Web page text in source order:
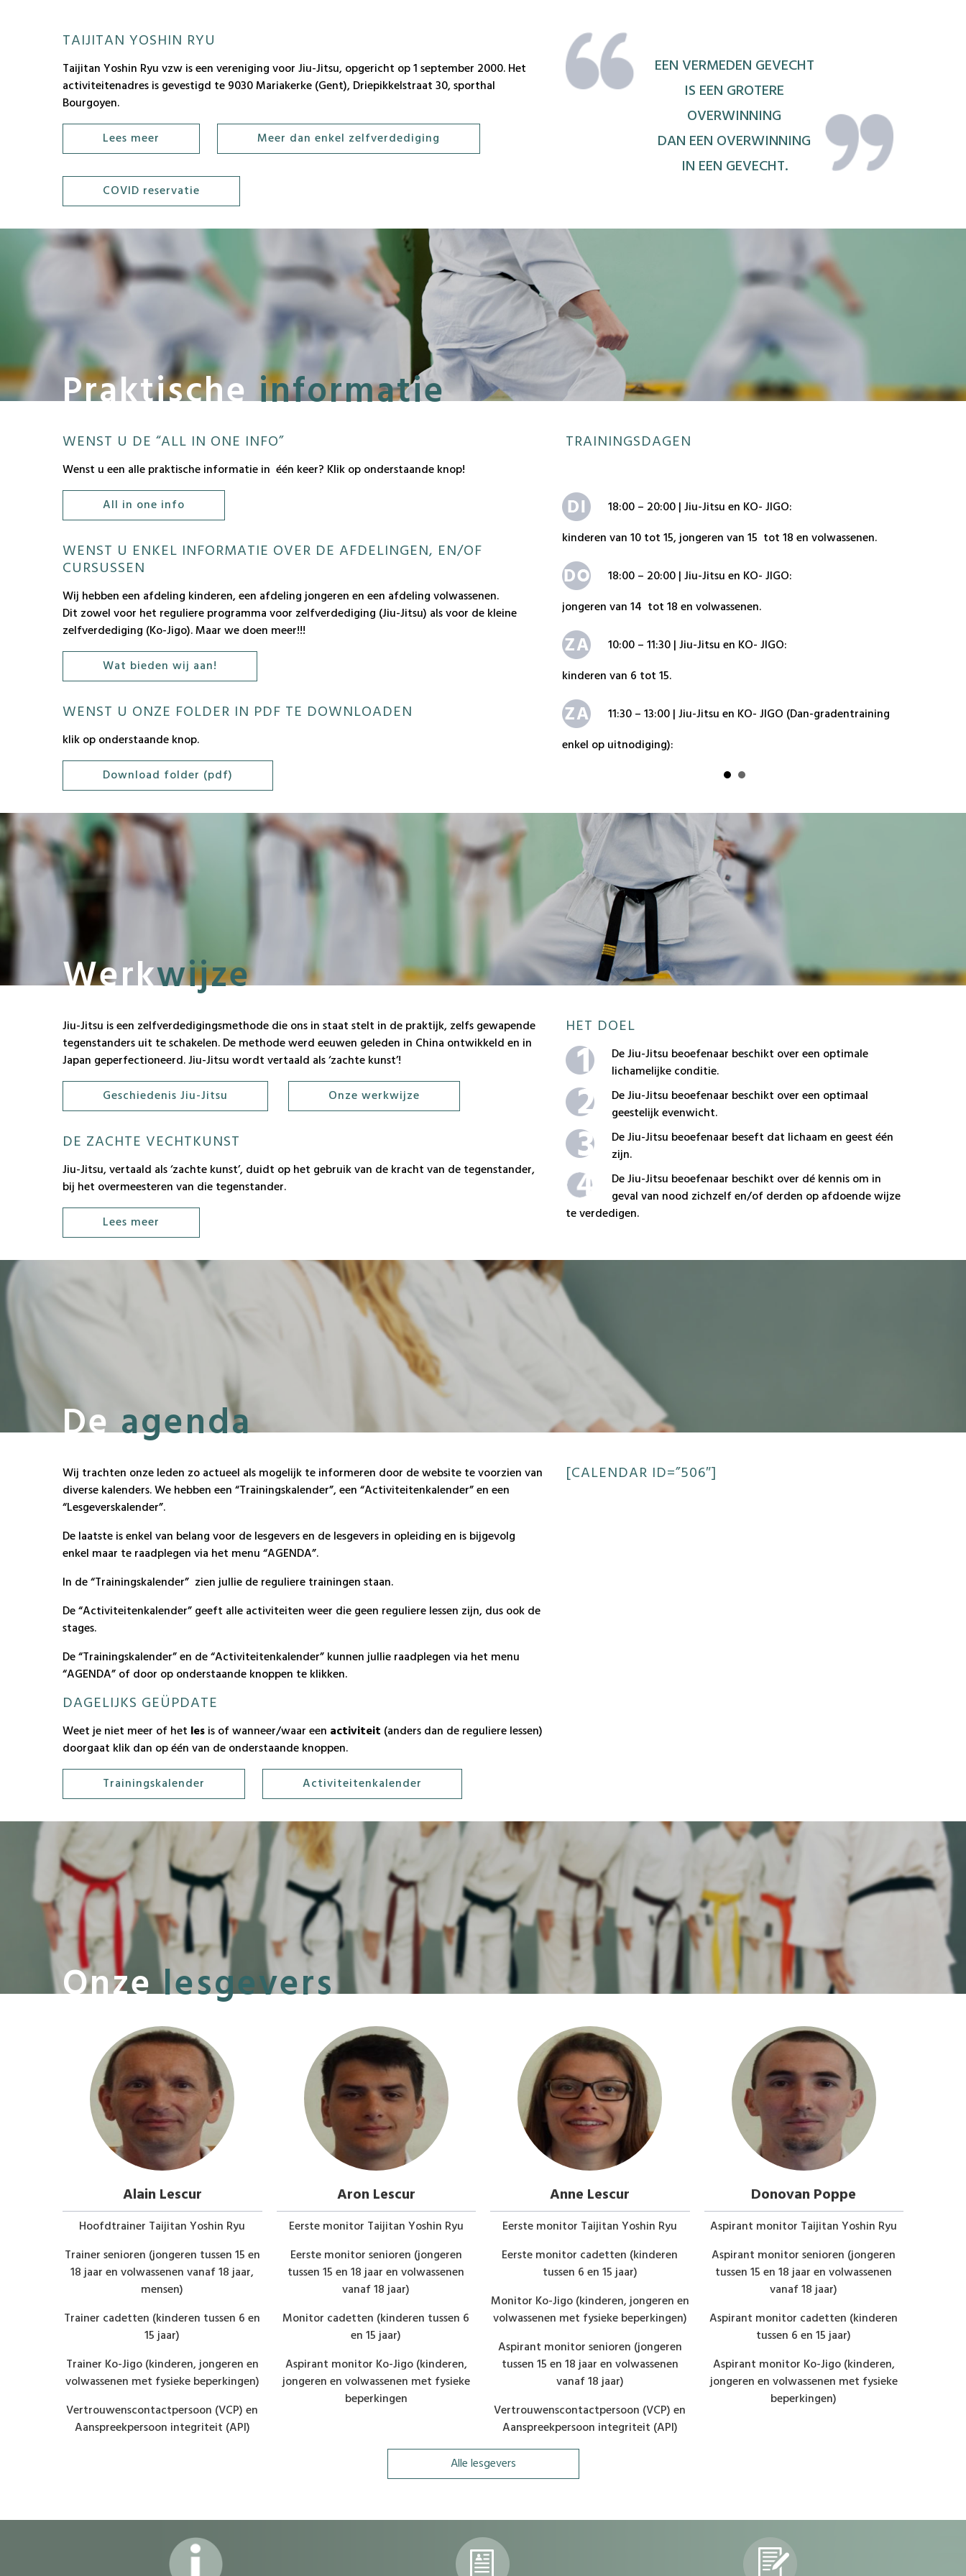
TAIJITAN YOSHIN RYU
Taijitan Yoshin Ryu vzw is een vereniging voor Jiu-Jitsu, opgericht op 1 september 2000. Het
activiteitenadres is gevestigd te 9030 Mariakerke (Gent), Driepikkelstraat 30, sporthal
Bourgoyen.
Lees meer
Meer dan enkel zelfverdediging
COVID reservatie
EEN VERMEDEN GEVECHT
IS EEN GROTERE
OVERWINNING
DAN EEN OVERWINNING
IN EEN GEVECHT.
Praktischeinformatie
WENST U DE “ALL IN ONE INFO”
Wenst u een alle praktische informatie in één keer? Klik op onderstaande knop!
All in one info
WENST U ENKEL INFORMATIE OVER DE AFDELINGEN, EN/OF
CURSUSSEN
Wij hebben een afdeling kinderen, een afdeling jongeren en een afdeling volwassenen.
Dit zowel voor het reguliere programma voor zelfverdediging (Jiu-Jitsu) als voor de kleine
zelfverdediging (Ko-Jigo). Maar we doen meer!!!
Wat bieden wij aan!
WENST U ONZE FOLDER IN PDF TE DOWNLOADEN
klik op onderstaande knop.
Download folder (pdf)
TRAININGSDAGEN
jongeren van 14 tot 18 en volwassenen.
10:00 – 11:30 | Jiu-Jitsu en KO- JIGO:
11:30 – 13:00 | Jiu-Jitsu en KO- JIGO (Dan-gradentraining
volwassenen.
hiervoor kan niet ingeschreven worden).
11:00 – 12:30 | Jiu-Jitsu
en KO- JIGO (thematraining enkel
op uitnodiging):
lesgevers, kinderen van 6 tot 15, jongeren van 15 tot 18 en
volwassenen.
hiervoor kan niet ingeschreven worden
18:00 – 20:00 | Jiu-Jitsu en KO- JIGO:
kinderen van 10 tot 15, jongeren van 15 tot 18 en volwassenen.
18:00 – 20:00 | Jiu-Jitsu en KO- JIGO:
jongeren van 14 tot 18 en volwassenen.
10:00 – 11:30 | Jiu-Jitsu en KO- JIGO:
kinderen van 6 tot 15.
11:30 – 13:00 | Jiu-Jitsu en KO- JIGO (Dan-gradentraining
enkel op uitnodiging):
lesgevers, kinderen van 6 tot 15, jongeren van 15 tot 18 en
hiervoor kan niet ingeschreven worden).
11:00 – 12:30 | Jiu-Jitsuen KO- JIGO (thematraining enkel
op uitnodiging):
lesgevers, kinderen van 6 tot 15, jongeren van 15 tot 18 en
volwassenen.
18:00 – 20:00 | Jiu-Jitsu en KO- JIGO:
kinderen van 10 tot 15, jongeren van 15 tot 18 en volwassenen.
Werkwijze
Jiu-Jitsu is een zelfverdedigingsmethode die ons in staat stelt in de praktijk, zelfs gewapende
tegenstanders uit te schakelen. De methode werd eeuwen geleden in China ontwikkeld en in
Japan geperfectioneerd. Jiu-Jitsu wordt vertaald als ‘zachte kunst’!
Geschiedenis Jiu-Jitsu
Onze werkwijze
DE ZACHTE VECHTKUNST
Jiu-Jitsu, vertaald als ‘zachte kunst’, duidt op het gebruik van de kracht van de tegenstander,
bij het overmeesteren van die tegenstander.
Lees meer
HET DOEL
De Jiu-Jitsu beoefenaar beschikt over een optimale
lichamelijke conditie.
De Jiu-Jitsu beoefenaar beschikt over een optimaal
geestelijk evenwicht.
De Jiu-Jitsu beoefenaar beseft dat lichaam en geest één
zijn.
De Jiu-Jitsu beoefenaar beschikt over dé kennis om in
geval van nood zichzelf en/of derden op afdoende wijze
te verdedigen.
Deagenda
Wij trachten onze leden zo actueel als mogelijk te informeren door de website te voorzien van
diverse kalenders. We hebben een “Trainingskalender”, een “Activiteitenkalender” en een
“Lesgeverskalender”.
De laatste is enkel van belang voor de lesgevers en de lesgevers in opleiding en is bijgevolg
enkel maar te raadplegen via het menu “AGENDA”.
In de “Trainingskalender” zien jullie de reguliere trainingen staan.
De “Activiteitenkalender” geeft alle activiteiten weer die geen reguliere lessen zijn, dus ook de
stages.
De “Trainingskalender” en de “Activiteitenkalender” kunnen jullie raadplegen via het menu
“AGENDA” of door op onderstaande knoppen te klikken.
DAGELIJKS GEÜPDATE
Weet je niet meer of het lesis of wanneer/waar een activiteit (anders dan de reguliere lessen)
doorgaat klik dan op één van de onderstaande knoppen.
Trainingskalender
Activiteitenkalender
[CALENDAR ID=”506″]
Onzelesgevers
Alain Lescur
Hoofdtrainer Taijitan Yoshin Ryu
Trainer senioren (jongeren tussen 15 en
18 jaar en volwassenen vanaf 18 jaar,
mensen)
Trainer cadetten (kinderen tussen 6 en
15 jaar)
Trainer Ko-Jigo (kinderen, jongeren en
volwassenen met fysieke beperkingen)
Vertrouwenscontactpersoon (VCP) en
Aanspreekpersoon integriteit (API)
Aron Lescur
Eerste monitor Taijitan Yoshin Ryu
Eerste monitor senioren (jongeren
tussen 15 en 18 jaar en volwassenen
vanaf 18 jaar)
Monitor cadetten (kinderen tussen 6
en 15 jaar)
Aspirant monitor Ko-Jigo (kinderen,
jongeren en volwassenen met fysieke
beperkingen
Anne Lescur
Eerste monitor Taijitan Yoshin Ryu
Eerste monitor cadetten (kinderen
tussen 6 en 15 jaar)
Monitor Ko-Jigo (kinderen, jongeren en
volwassenen met fysieke beperkingen)
Aspirant monitor senioren (jongeren
tussen 15 en 18 jaar en volwassenen
vanaf 18 jaar)
Vertrouwenscontactpersoon (VCP) en
Aanspreekpersoon integriteit (API)
Donovan Poppe
Aspirant monitor Taijitan Yoshin Ryu
Aspirant monitor senioren (jongeren
tussen 15 en 18 jaar en volwassenen
vanaf 18 jaar)
Aspirant monitor cadetten (kinderen
tussen 6 en 15 jaar)
Aspirant monitor Ko-Jigo (kinderen,
jongeren en volwassenen met fysieke
beperkingen)
Alle lesgevers